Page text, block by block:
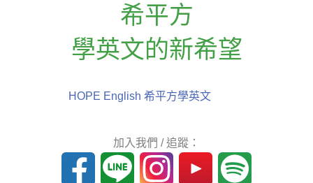
希平方
學英文的新希望
HOPE English 希平方學英文
加入我們 / 追蹤：